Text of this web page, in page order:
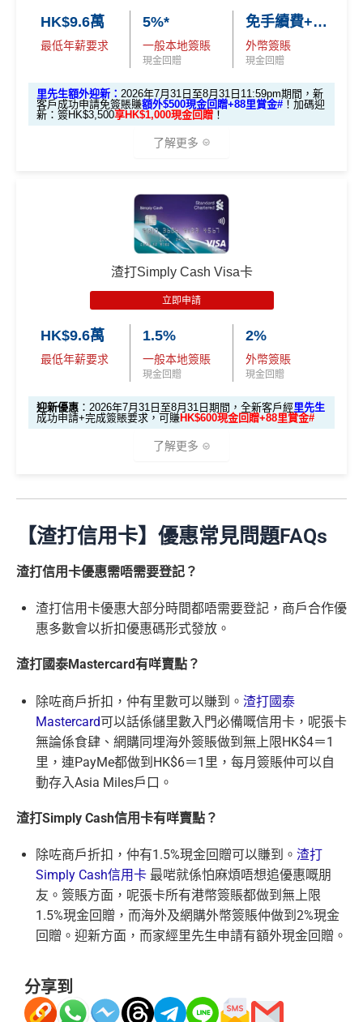
✈️ 1,000,000里數大獎 (夠換4張歐洲商務艙 及 4張日本
商務艙來回機票^^)；
🍎 超過HK$200萬Apple Gift Card (面值 HK$10,000/ H
K$5,000/ HK$2,000)；
🧳 國泰 x Samsonite 20吋限量版行李箱；
🍽️ LUBUDS 3個月會籍及價值HK$1,000現金券；
「盲盒」推廣期：2026年7月31日至9月20日 抽獎詳情：
www.sc.com/hk/cxluckydrawr3
條款細則：
om/hk/content/docs/hk-cc-cx-luckydraw-r3-tnc.pdf
MrMiles.hk/cathay-card-appl
y
(全新信用卡客戶*經里先生指定連結申請+輸入推廣碼「H
KRMRM11000」
免簽賬送多HK$200獎賞+里先生派出38
新會員里賞金@+11,000里數
如果用iPhone/Mac的話會有Adblock
，請你改返啲Settin
g再申請：
MrMiles.hk/adblock/
申請完填Form賺多HK$200獎賞+新會員38
MrMiles.hk/cathay-card-for
✅優點
首年免年費
簽賬都可以儲會籍！合資格簽賬滿HK$500,000可賺高
達100馬可孛羅會會籍積分 (以簽賬賺取，以前只能夠
食肆、酒店及海外簽賬HK$4 = 1里！勁抵無上限賺里
國泰、香港快運合資格簽賬HK$3＝1里
換里數免手續費
每月簽賬積分自動兌換去AM戶口，免除 信用卡積分換
里數啱晒唔想煩嘅里友
一樣食到渣打信用卡優惠及Mastercard優惠
❎缺點
網上ebanking繳費無積分
查看更多信用卡詳情及分析...
請到渣打國泰卡）
B. 渣打信用卡 現有客戶：
渣打信用卡現有客戶**一定要經里先生指定連結+輸入
里先生推廣碼「HKRMRM11000」 申請渣打國泰Mast
里賞金 ❗️【由里先生派出】
C. 《超級10周年限定版》盲盒：
🎁不論全新信用卡客戶*定現有信用卡客戶**推廣期內成功
申請渣打國泰Mastercard後，即可自動參加盲盒抽獎，並
於10月11日或之前獲批卡更保證100%有獎！盲盒獎賞超
豐富，有過萬份獎品、 合共3,000萬里數等你抽：
✈️ 1,000,000里數大獎 (夠換4張歐洲商務艙 及 4張日本
商務艙來回機票^^)；
🍎 超過HK$200萬Apple Gift Card (面值 HK$10,000/ H
K$5,000/ HK$2,000)；
🧳 國泰 x Samsonite 20吋限量版行李箱；
💰 不同里數獎賞，保證最少帶走2,000里！
「盲盒」推廣期：2026年7月31日至9月20日 抽獎詳情：
om/hk/content/docs/hk-cc-cx-luckydraw-r3-tnc.pdf
申請連結：
MrMiles.hk/cathay-card-appl
y
KRMRM11000」免簽賬送多HK$200獎賞+里先生派出38
如果用iPhone/Mac的話會有Adblock，請你改返啲Settin
g再申請：MrMiles.hk/adblock/)
申請完填Form賺多HK$200獎賞+新會員38
里賞金@：MrMiles.hk/cathay-card-for
Miles.hk/mmcredit
✅優點
首年免年費
用飛行嚟賺取)
食肆、酒店及海外簽賬HK$4 = 1里！勁抵無上限賺里
0獎賞+新會員38
里賞金@
❗️【由里先生派出】
✅成功批卡後首兩個月內，簽滿指定金額可以賺以下
簽HK$5,000：賺高達10,000里數(HK$0.5=1里)
簽HK$40,000：賺高達40,000里數(HK$1=1里)
簽HK$110,000：賺高達120,000里數
基本里數同埋近新里數存入時間有啲唔同，詳情睇返
攻略。
額外里數將會於信用卡獲發出後5個月內加入指定的國
泰會員賬戶內。
國泰新會員登記：
MrMiles.hk/new-am
（做咗會員先申
B. 渣打信用卡 現有客戶：
渣打信用卡現有客戶**一定要經里先生指定連結+輸入
里先生推廣碼「HKRMRM11000」申請渣打國泰Mast
MrMiles.hk/cathay-card-apply
C. 《超級10周年限定版》盲盒：
🎁不論全新信用卡客戶*定現有信用卡客戶**推廣期內成功
於10月11日或之前獲批卡更保證100%有獎！盲盒獎賞超
豐富，有過萬份獎品、 合共3,000萬里數等你抽：
✈️ 1,000,000里數大獎 (夠換4張歐洲商務艙 及 4張日本
🍎 超過HK$200萬Apple Gift Card (面值 HK$10,000/ H
K$5,000/ HK$2,000)；
🧳 國泰 x Samsonite 20吋限量版行李箱；
🍽️ LUBUDS 3個月會籍及價值HK$1,000現金券；
💰 不同里數獎賞， 保證最少帶走2,000里
www.sc.com/hk/cxluckydrawr3條款細則：https://av.sc.c
om/hk/content/docs/hk-cc-cx-luckydraw-r3-tnc.pdf
申請連結：MrMiles.hk/cathay-card-appl
y
KRMRM11000」
新會員里賞金@+11,000里數
舊客免簽賬加碼送7,000里❗️
如果用iPhone/Mac的話會有Adblock，請你改返啲Settin
HK$9.6萬
最低年薪要求
5%*
一般本地簽賬
現金回贈
免手續費+0.56%
外幣簽賬
現金回贈
里先生額外迎新： 2026年7月31日至8月31日11:59pm期間，新
客戶成功申請免簽賬賺額外$500現金回贈+88里賞金# ！ 加碼迎
新：簽HK$3,500享HK$1,000現金回贈 ！
了解更多
渣打Smart 卡迎新｜賺高達HK$1,500
2026年7月31日至8月31日11:59pm
贈，獎賞由渣打提供。
信用卡基本迎新：全新渣打信用卡客戶批卡後首1個月
簽賬滿HK$3,500就有HK$1,000簽賬回贈【渣打加碼
🔥】
申請完填FormMrMiles.hk/smart-card-form賺多88里
（由里先生派出🎯38新會員+成功批卡50額外里
#38新會員+成功批卡派出50額外里賞金。每1里賞金 ≈ HK
$1，可兌換FPS轉數快回贈！詳情MrMiles.hk/mmcredit
指定商戶5%簽賬回贈同基本簽賬都增加咗簽賬門檻，但
每月簽賬滿HK$4,000(一定要簽足先有)：指定商戶5%
現金回贈+其他合資格簽賬無上限
每月簽夠HK$15,000或以上：
❎優點
SC PAY先轉數後找數：經 FPS轉數俾親友或繳交日常
使費，每曆月首HK$40,000手續費全免再延長到2026
而3個月免息分期繼續無次數限制，做幾多次HK$500
以上旅行及其他零售簽賬都可以，只要喺SC Mobile A
pp或者online banking選3個月分期就可以即時分期呀！
指定商戶簽賬高達5%簽賬回贈(回贈上限HK$3,000，
簽HK$60,000先到頂)
不設外幣交易費、現金透支服務費
❎缺點
渣打Simply Cash Visa卡
立即申請
HK$9.6萬
最低年薪要求
1.5%
一般本地簽賬
現金回贈
2%
外幣簽賬
現金回贈
迎新優惠 ：2026年7月31日至8月31日期間，全新客戶經里先生
成功申請+完成簽賬要求，可賺HK$600現金回贈+88里賞金#
了解更多
🎁迎新禮遇
申請網址： MrMiles.hk/simply-cash-apply
2026年7月31日至8月31日期間，全新渣打信用卡客戶*
里賞金#：
項
任務細節
信
用
卡
迎
首2個月內簽賬滿 HK$8,000
HK$6
賞
金
#
申請完填FormMrMiles.hk/simply-ca
sh-form（由里先生派出🎯38新會員
+成功批卡50額外里賞金）
88 里
賞金#
HK$6
【渣打信用卡】優惠常見問題FAQs
渣打信用卡優惠需唔需要登記？
渣打信用卡優惠大部分時間都唔需要登記，商戶合作優
惠多數會以折扣優惠碼形式發放。
渣打國泰Mastercard有咩賣點？
除咗商戶折扣，仲有里數可以賺到。 渣打國泰
Mastercard可以話係儲里數入門必備嘅信用卡，呢張卡
無論係食肆、網購同埋海外簽賬做到無上限HK$4＝1
里，連PayMe都做到HK$6＝1里，每月簽賬仲可以自
動存入Asia Miles戶口。
渣打Simply Cash信用卡有咩賣點？
除咗商戶折扣，仲有1.5%現金回贈可以賺到。 渣打
Simply Cash信用卡 最啱就係怕麻煩唔想追優惠嘅朋
友。簽賬方面，呢張卡所有港幣簽賬都做到無上限
1.5%現金回贈，而海外及網購外幣簽賬仲做到2%現金
回贈。迎新方面，而家經里先生申請有額外現金回贈。
分享到